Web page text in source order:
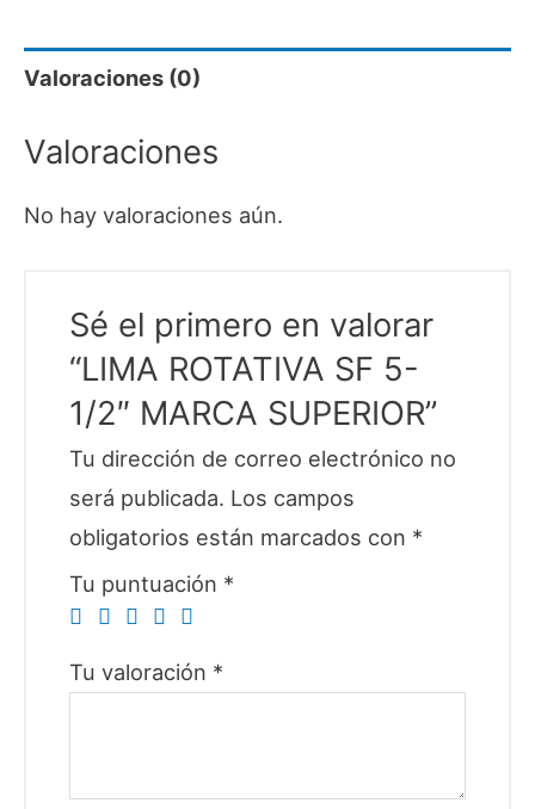
Valoraciones (0)
Valoraciones
No hay valoraciones aún.
Sé el primero en valorar
“LIMA ROTATIVA SF 5-
1/2″ MARCA SUPERIOR”
Tu dirección de correo electrónico no
será publicada. Los campos
obligatorios están marcados con *
Tu puntuación *
Tu valoración *